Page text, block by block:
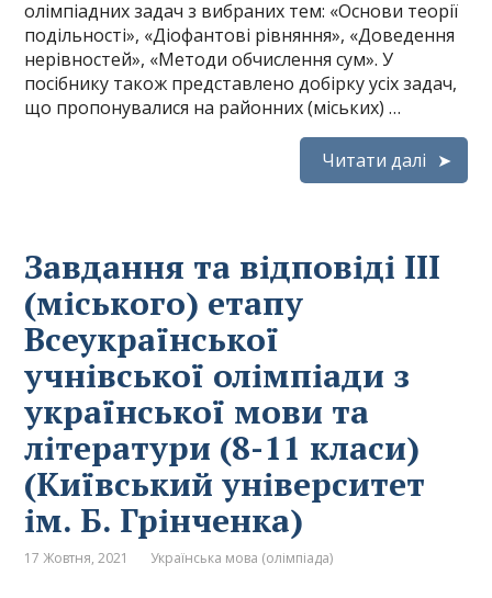
олімпіадних задач з вибраних тем: «Основи теорії
подільності», «Діофантові рівняння», «Доведення
нерівностей», «Методи обчислення сум». У
посібнику також представлено добірку усіх задач,
що пропонувалися на районних (міських) …
Читати далі
Завдання та відповіді ІІІ
(міського) етапу
Всеукраїнської
учнівської олімпіади з
української мови та
літератури (8-11 класи)
(Київський університет
ім. Б. Грінченка)
17 Жовтня, 2021 Українська мова (олімпіада)